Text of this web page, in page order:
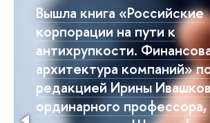
Вышла книга «Российские
корпорации на пути к
антихрупкости.
архитектура компаний»
редакцией Ирины
ординарного профессора,